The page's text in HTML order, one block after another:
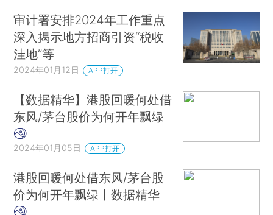
审计署安排2024年工作重点
深入揭示地方招商引资“税收
洼地”等
2024年01月12日 APP打开
【数据精华】港股回暖何处借
东风/茅台股价为何开年飘绿
2024年01月05日 APP打开
港股回暖何处借东风/茅台股
价为何开年飘绿丨数据精华